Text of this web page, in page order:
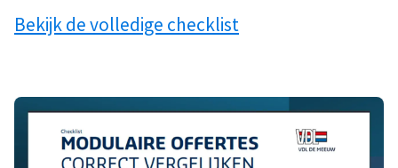
Bekijk de volledige checklist